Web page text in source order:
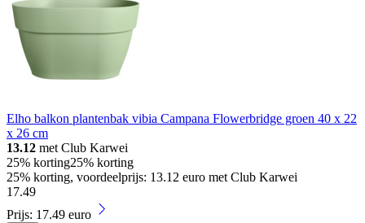
Elho balkon plantenbak vibia Campana Flowerbridge groen 40 x 22
x 26 cm
13.12 met Club Karwei
25% korting25% korting
25% korting, voordeelprijs: 13.12 euro met Club Karwei
17.49
Prijs: 17.49 euro